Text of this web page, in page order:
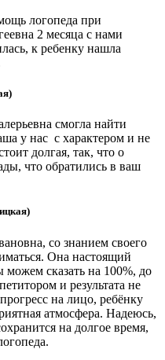
логопеда при
2 месяца с нами
к ребенку нашла
смогла найти
у нас с характером и не
долгая, так, что о
что обратились в ваш
со знанием своего
Она настоящий
можем сказать на 100%, до
и результата не
на лицо, ребёнку
атмосфера. Надеюсь,
на долгое время,